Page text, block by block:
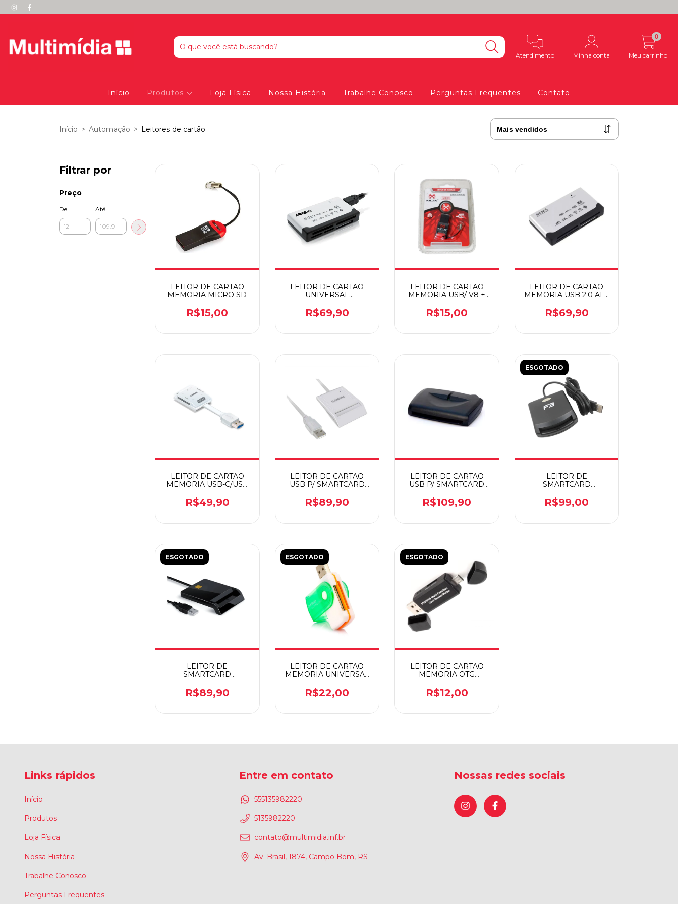
Atendimento Minha conta Meu carrinho
0
Início Produtos Loja Física Nossa História Trabalhe Conosco Perguntas Frequentes Contato
Início > Automação > Leitores de cartão
Filtrar por
Preço
De Até
LEITOR DE CARTAO
MEMORIA MICRO SD
R$15,00
LEITOR DE CARTAO
UNIVERSAL
R$69,90
LEITOR DE CARTAO
MEMORIA USB/ V8 +
R$15,00
LEITOR DE CARTAO
MEMORIA USB 2.0 ALL
R$69,90
LEITOR DE CARTAO
MEMORIA USB-C/USB
R$49,90
LEITOR DE CARTAO
USB P/ SMARTCARD
R$89,90
LEITOR DE CARTAO
USB P/ SMARTCARD
R$109,90
ESGOTADO
LEITOR DE
SMARTCARD
DIGITAL F3
R$99,00
ESGOTADO
LEITOR DE
SMARTCARD
DIGITAL
R$89,90
ESGOTADO
LEITOR DE CARTAO
MEMORIA UNIVERSAL
R$22,00
ESGOTADO
LEITOR DE CARTAO
MEMORIA OTG
R$12,00
Links rápidos
Início
Produtos
Loja Física
Nossa História
Trabalhe Conosco
Perguntas Frequentes
Entre em contato
555135982220
5135982220
contato@multimidia.inf.br
Av. Brasil, 1874, Campo Bom, RS
Nossas redes sociais